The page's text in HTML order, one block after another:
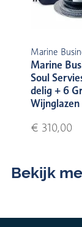
Marine
Marine
Soul
delig + 6
Wijnglazen
€ 310,00
Bekijk